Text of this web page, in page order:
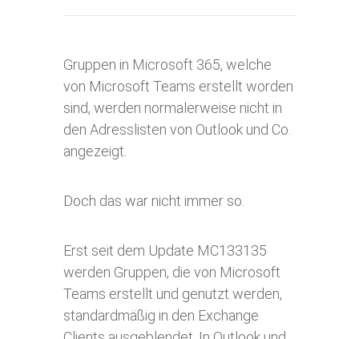
Gruppen in Microsoft 365, welche
von Microsoft Teams erstellt worden
sind, werden normalerweise nicht in
den Adresslisten von Outlook und Co.
angezeigt.
Doch das war nicht immer so.
Erst seit dem Update MC133135
werden Gruppen, die von Microsoft
Teams erstellt und genutzt werden,
standardmäßig in den Exchange